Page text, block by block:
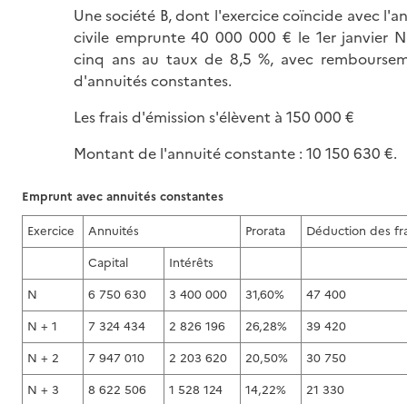
Une société B, dont l'exercice coïncide avec
civile emprunte 40 000 000 € le 1er janvier
cinq ans au taux de 8,5 %, avec
d'annuités constantes.
Les frais d'émission s'élèvent à 150 000 €
Montant de l'annuité constante : 10 150 630 €.
Exercice Annuités Prorata
Déduction des
Capital
Intérêts
N
6 750 630 3 400 000 31,60%
47 400
N + 1
7 324 434 2 826 196 26,28%
39 420
N + 2
7 947 010 2 203 620 20,50%
30 750
N + 3
8 622 506 1 528 124 14,22% 21 330
Emprunt avec annuités constantes